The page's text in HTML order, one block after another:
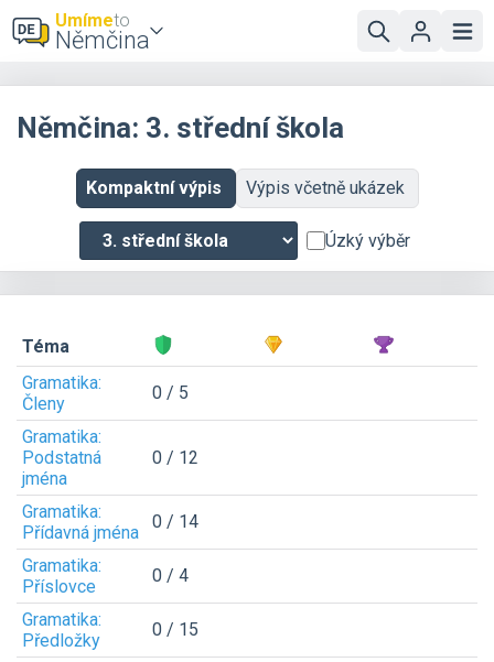
Umímeto
Němčina
Němčina: 3. střední škola
Kompaktní výpis Výpis včetně ukázek
Úzký výběr
Téma
Gramatika:
Členy
0 / 5
Gramatika:
Podstatná
jména
0 / 12
Gramatika:
Přídavná jména
0 / 14
Gramatika:
Příslovce
0 / 4
Gramatika:
Předložky
0 / 15